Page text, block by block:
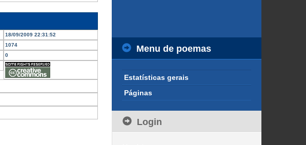
18/09/2009 22:31:52
1074
0
Menu de poemas
Estatísticas gerais
Páginas
Login